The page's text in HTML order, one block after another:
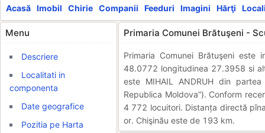
Acasă Imobil Chirie Companii Feeduri Imagini Hărţi
Menu
Descriere
Localitati in
componenta
Date geografice
Pozitia pe Harta
Primaria Comunei Brătuşeni -
Primaria Comunei Brătuşeni este
48.0772 longitudinea 27.3958 si
este MIHAIL ANDRUH din
Republica Moldova”). Conform
4 772 locuitori. Distanța directă
or. Chişinău este de 193 km.